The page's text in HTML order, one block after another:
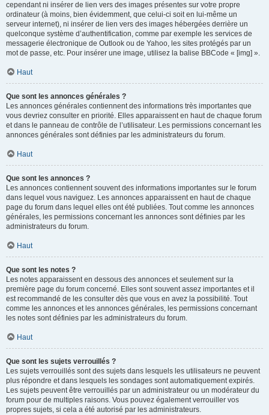
cependant ni insérer de lien vers des images présentes sur votre propre
ordinateur (à moins, bien évidemment, que celui-ci soit en lui-même un
serveur internet), ni insérer de lien vers des images hébergées derrière un
quelconque système d’authentification, comme par exemple les services de
messagerie électronique de Outlook ou de Yahoo, les sites protégés par un
mot de passe, etc. Pour insérer une image, utilisez la balise BBCode « [img] ».
Haut
Que sont les annonces générales ?
Les annonces générales contiennent des informations très importantes que
vous devriez consulter en priorité. Elles apparaissent en haut de chaque forum
et dans le panneau de contrôle de l’utilisateur. Les permissions concernant les
annonces générales sont définies par les administrateurs du forum.
Haut
Que sont les annonces ?
Les annonces contiennent souvent des informations importantes sur le forum
dans lequel vous naviguez. Les annonces apparaissent en haut de chaque
page du forum dans lequel elles ont été publiées. Tout comme les annonces
générales, les permissions concernant les annonces sont définies par les
administrateurs du forum.
Haut
Que sont les notes ?
Les notes apparaissent en dessous des annonces et seulement sur la
première page du forum concerné. Elles sont souvent assez importantes et il
est recommandé de les consulter dès que vous en avez la possibilité. Tout
comme les annonces et les annonces générales, les permissions concernant
les notes sont définies par les administrateurs du forum.
Haut
Que sont les sujets verrouillés ?
Les sujets verrouillés sont des sujets dans lesquels les utilisateurs ne peuvent
plus répondre et dans lesquels les sondages sont automatiquement expirés.
Les sujets peuvent être verrouillés par un administrateur ou un modérateur du
forum pour de multiples raisons. Vous pouvez également verrouiller vos
propres sujets, si cela a été autorisé par les administrateurs.